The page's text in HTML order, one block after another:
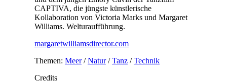
CAPTIVA, die jüngste künstlerische
Kollaboration von Victoria Marks und Margaret
Williams. Welturaufführung.
margaretwilliamsdirector.com
Themen: Meer/Natur/Tanz/Technik
Credits